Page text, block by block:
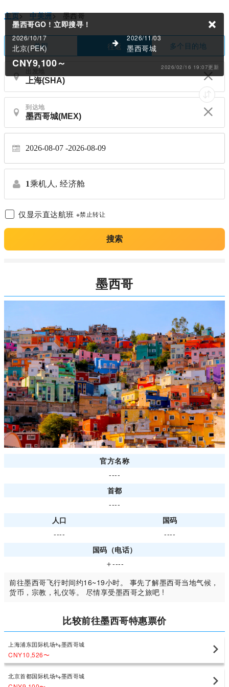
主页> 中美洲> 墨西哥
单程 往返 多个目的地
出发地
到达地
2026-08-07 2026-08-09
1乘机人, 经济舱
仅显示直达航班 ※禁止转让
搜索
墨西哥GO ! 立即搜寻！
2026/10/17
北京(PEK)
2026/11/03
墨西哥城
CNY9,100～ 2026/02/16 19:07更新
墨西哥
官方名称
----
首都
----
人口
国码
----
----
国码（电话）
＋----
前往墨西哥飞行时间约16~19小时。 事先了解墨西哥当地气候，
货币，宗教，礼仪等。 尽情享受墨西哥之旅吧 !
比较前往墨西哥特惠票价
上海浦东囯际机场 墨西哥城
CNY10,526〜
北京首都国际机场 墨西哥城